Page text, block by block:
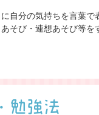
自分の気持ちを言葉で
そび・連想あそび等を
勉強法